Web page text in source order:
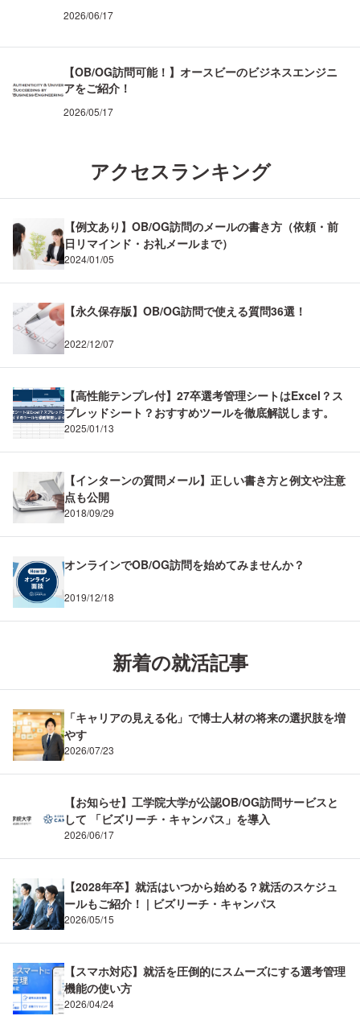
2026/06/17
【OB/OG訪問可能！】オースビーのビジネスエンジニ
アをご紹介！
2026/05/17
アクセスランキング
【例文あり】OB/OG訪問のメールの書き方（依頼・前
日リマインド・お礼メールまで）
2024/01/05
【永久保存版】OB/OG訪問で使える質問36選！
2022/12/07
【高性能テンプレ付】27卒選考管理シートはExcel？ス
プレッドシート？おすすめツールを徹底解説します。
2025/01/13
【インターンの質問メール】正しい書き方と例文や注意
点も公開
2018/09/29
オンラインでOB/OG訪問を始めてみませんか？
2019/12/18
新着の就活記事
「キャリアの見える化」で博士人材の将来の選択肢を増
やす
2026/07/23
【お知らせ】工学院大学が公認OB/OG訪問サービスと
して 「ビズリーチ・キャンパス」を導入
2026/06/17
【2028年卒】就活はいつから始める？就活のスケジュ
ールもご紹介！ | ビズリーチ・キャンパス
2026/05/15
【スマホ対応】就活を圧倒的にスムーズにする選考管理
機能の使い方
2026/04/24